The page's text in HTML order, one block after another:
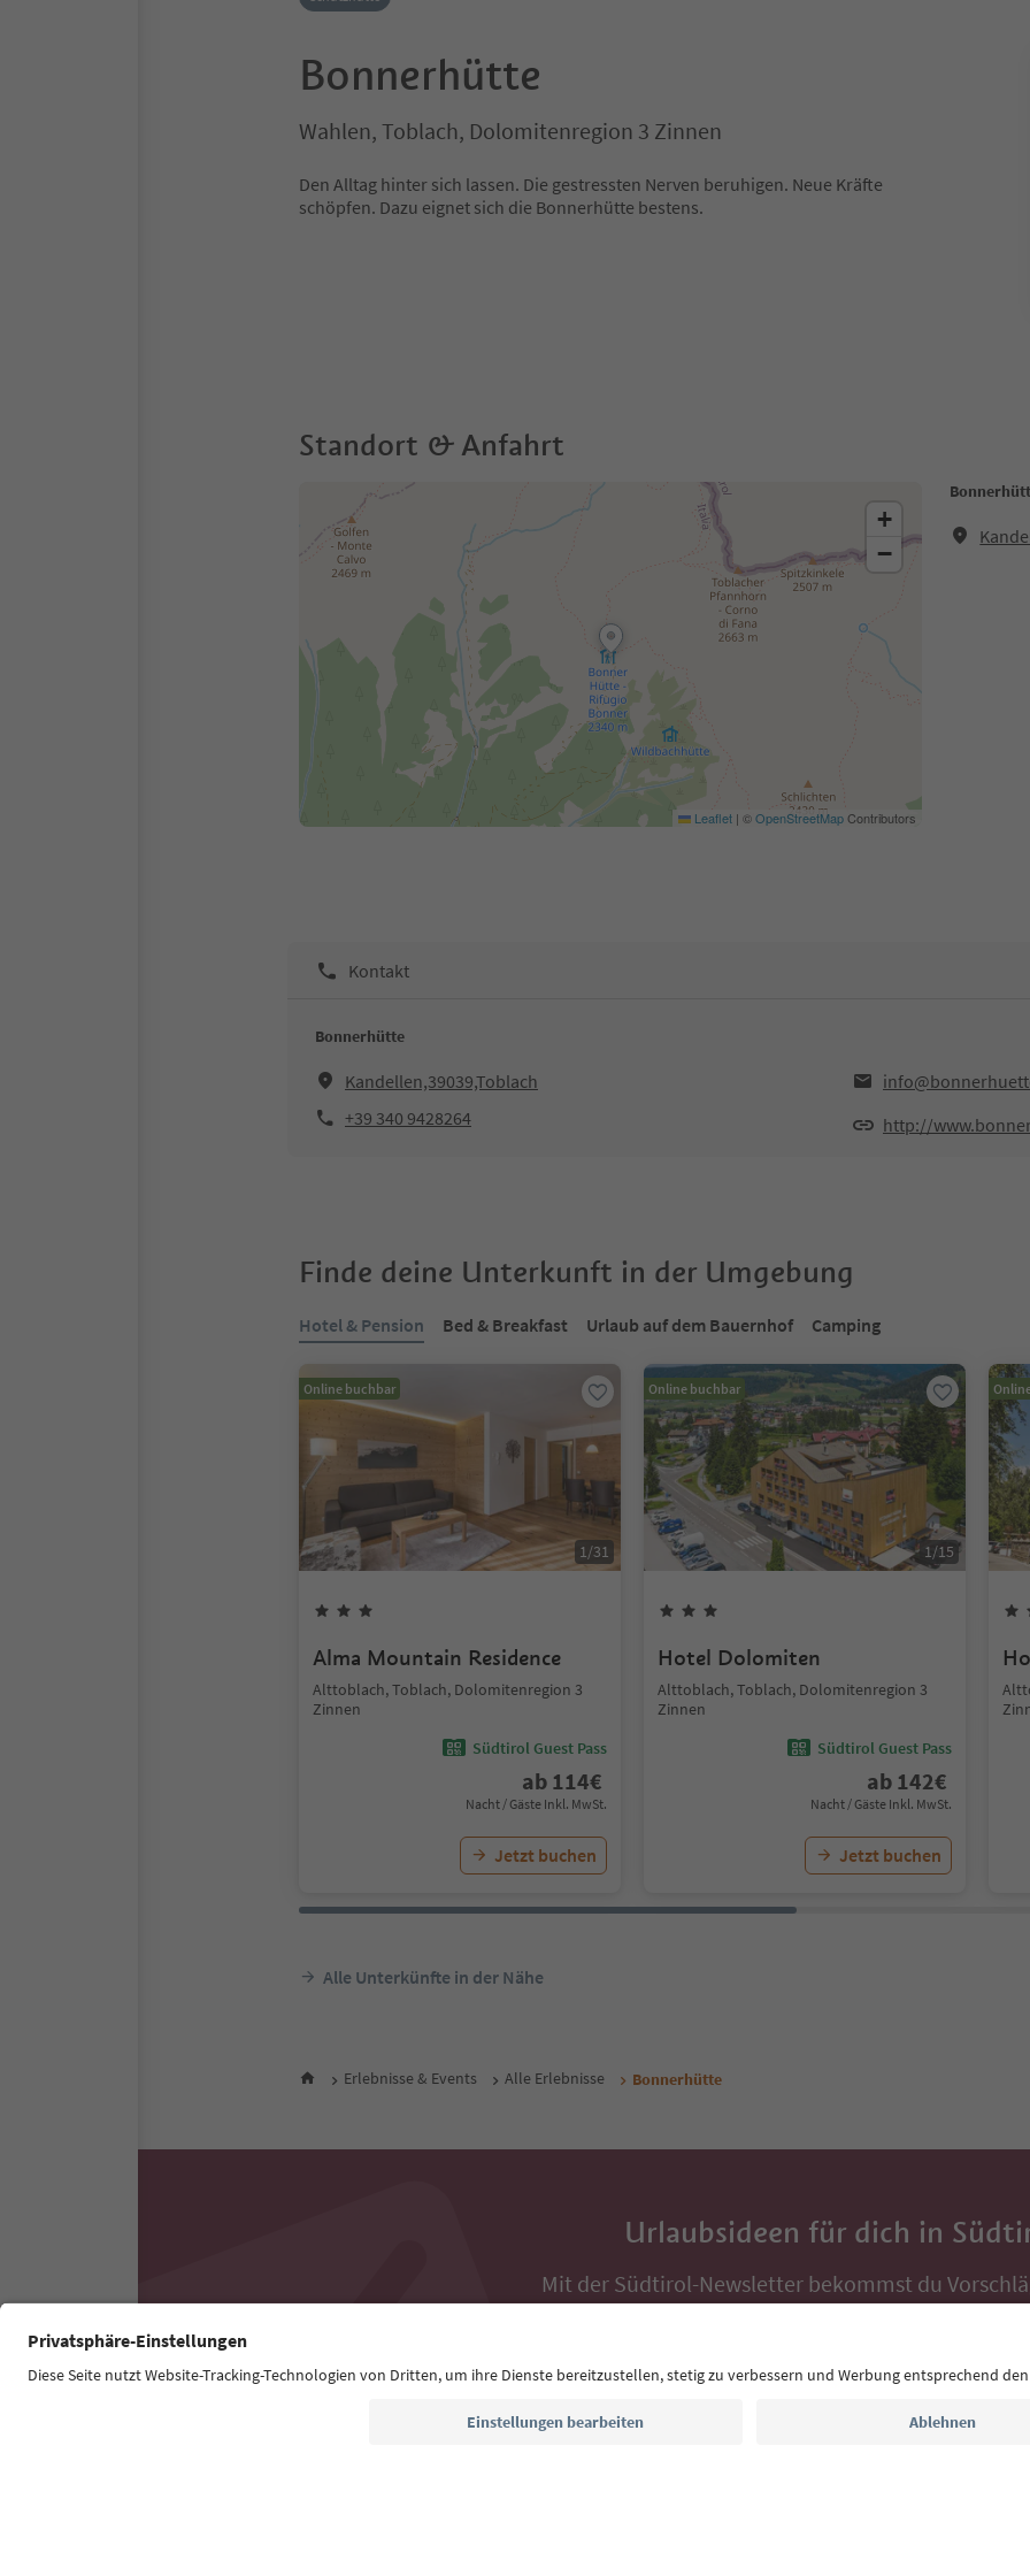
Bonnerhütte
Wahlen, Toblach, Dolomitenregion 3 Zinnen
Den Alltag hinter sich lassen. Die gestressten Nerven beruhigen. Neue Kräfte
schöpfen. Dazu eignet sich die Bonnerhütte bestens.
Standort & Anfahrt
+
−
Leaflet | ©OpenStreetMapContributors
Kontakt
Bonnerhütte
Kandellen,39039,Toblach
+39 340 9428264
http://
Finde deine Unterkunft in der Umgebung
Hotel & Pension Bed & Breakfast Urlaub auf dem Bauernhof Camping
Online buchbar
1/31
Alma Mountain Residence
Alttoblach, Toblach, Dolomitenregion 3
Zinnen
Südtirol Guest Pass
ab 114€
Nacht / Gäste Inkl. MwSt.
Jetzt buchen
Online buchbar
1/15
Hotel Dolomiten
Alttoblach, Toblach, Dolomitenregion 3
Zinnen
Südtirol Guest Pass
ab 142€
Nacht / Gäste Inkl. MwSt.
Jetzt buchen
Alle Unterkünfte in der Nähe
Erlebnisse & Events Alle Erlebnisse Bonnerhütte
Urlaubsideen für dich in
Mit der Südtirol-Newsletter bekommst du
Auszeit, Veranstaltungs-Tipps und typische
E-Mail Adresse